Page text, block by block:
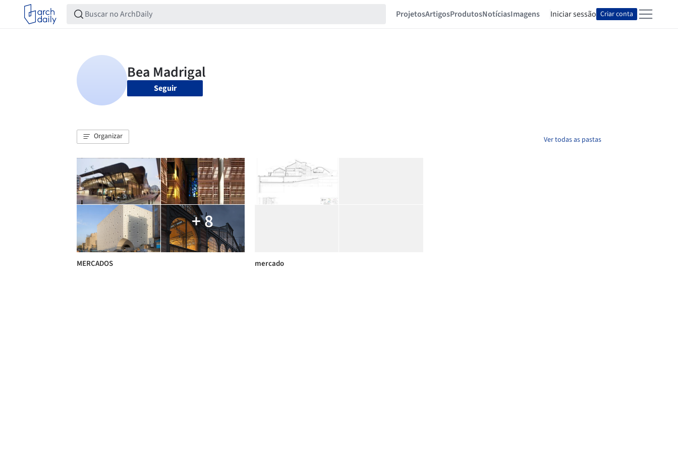
ProjetosArtigosProdutosNotíciasImagens Iniciar sessão Criar conta
Seguir
Organizar Ver todas as pastas
+ 8
MERCADOS mercado